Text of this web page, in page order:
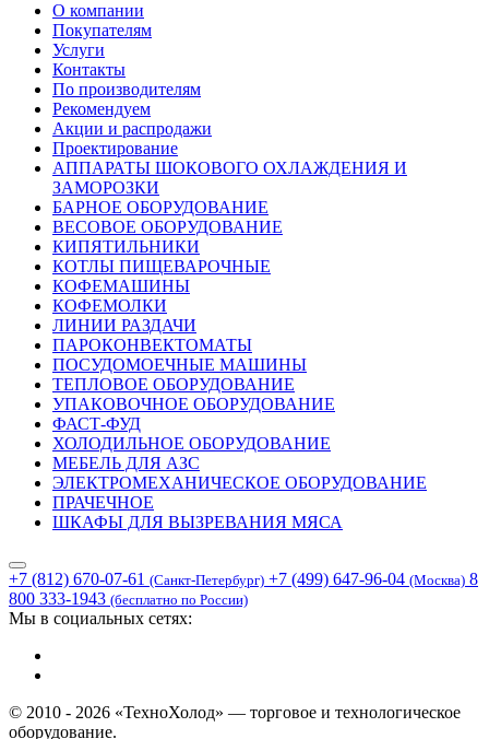
О компании
Покупателям
Услуги
Контакты
По производителям
Рекомендуем
Акции и распродажи
Проектирование
АППАРАТЫ ШОКОВОГО ОХЛАЖДЕНИЯ И
ЗАМОРОЗКИ
БАРНОЕ ОБОРУДОВАНИЕ
ВЕСОВОЕ ОБОРУДОВАНИЕ
КИПЯТИЛЬНИКИ
КОТЛЫ ПИЩЕВАРОЧНЫЕ
КОФЕМАШИНЫ
КОФЕМОЛКИ
ЛИНИИ РАЗДАЧИ
ПАРОКОНВЕКТОМАТЫ
ПОСУДОМОЕЧНЫЕ МАШИНЫ
ТЕПЛОВОЕ ОБОРУДОВАНИЕ
УПАКОВОЧНОЕ ОБОРУДОВАНИЕ
ФАСТ-ФУД
ХОЛОДИЛЬНОЕ ОБОРУДОВАНИЕ
МЕБЕЛЬ ДЛЯ АЗС
ЭЛЕКТРОМЕХАНИЧЕСКОЕ ОБОРУДОВАНИЕ
ПРАЧЕЧНОЕ
ШКАФЫ ДЛЯ ВЫЗРЕВАНИЯ МЯСА
+7 (812) 670-07-61 (Санкт-Петербург) +7 (499) 647-96-04 (Москва) 8
800 333-1943 (бесплатно по России)
Мы в социальных сетях:
© 2010 - 2026 «ТехноХолод» — торговое и технологическое
оборудование.